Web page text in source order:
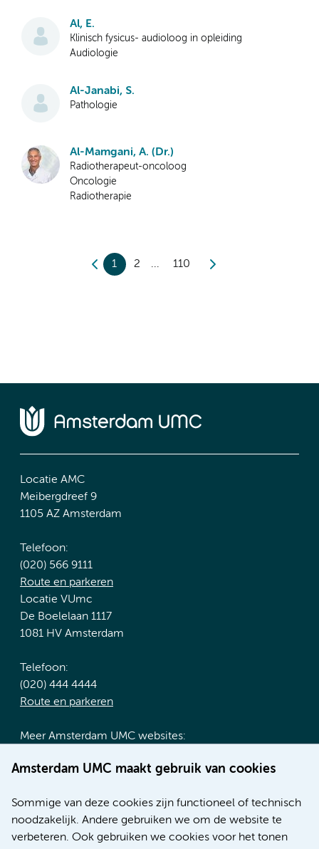
Amsterdam UMC maakt gebruik van cookies
Sommige van deze cookies zijn functioneel of technisch
noodzakelijk. Andere gebruiken we om de website te
verbeteren. Ook gebruiken we cookies voor het tonen
Al, E.
Klinisch fysicus- audioloog in opleiding
Audiologie
Al-Janabi, S.
Pathologie
Al-Mamgani, A. (Dr.)
Radiotherapeut-oncoloog
Oncologie
Radiotherapie
1 2 110
Locatie AMC
Meibergdreef 9
1105 AZ Amsterdam
Telefoon:
(020) 566 9111
Route en parkeren
Locatie VUmc
De Boelelaan 1117
1081 HV Amsterdam
Telefoon:
(020) 444 4444
Route en parkeren
Meer Amsterdam UMC websites:
Werken bij Amsterdam UMC
Nieuws
Research
Educatie locatie AMC